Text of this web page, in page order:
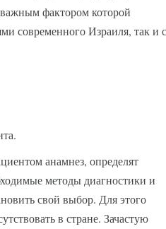
фактором которой
современного Израиля, так и с
анамнез, определят
методы диагностики и
свой выбор. Для этого
в стране. Зачастую